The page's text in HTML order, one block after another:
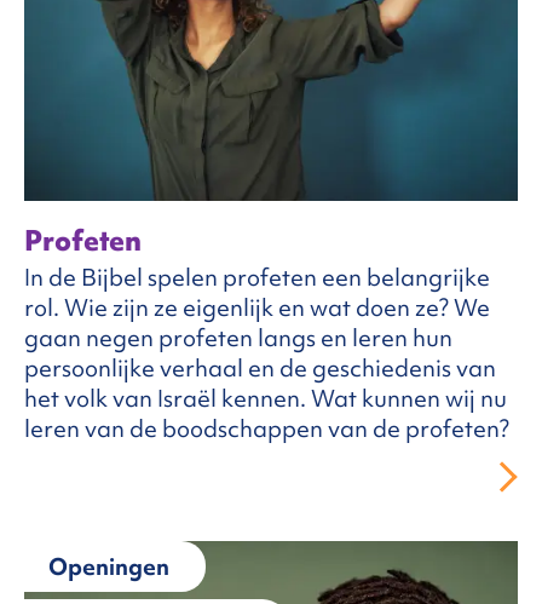
Profeten
In de Bijbel spelen profeten een belangrijke
rol. Wie zijn ze eigenlijk en wat doen ze? We
gaan negen profeten langs en leren hun
persoonlijke verhaal en de geschiedenis van
het volk van Israël kennen. Wat kunnen wij nu
leren van de boodschappen van de profeten?
Openingen